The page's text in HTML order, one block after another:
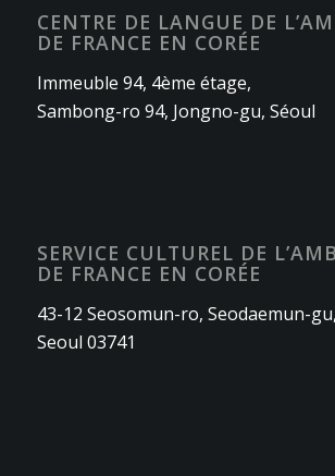
CENTRE DE LANGUE DE
DE FRANCE EN CORÉE
Immeuble 94, 4ème étage,
Sambong-ro 94, Jongno-gu, Séoul
SERVICE CULTUREL DE
DE FRANCE EN CORÉE
43-12 Seosomun-ro, Seodaemun-gu,
Seoul 03741